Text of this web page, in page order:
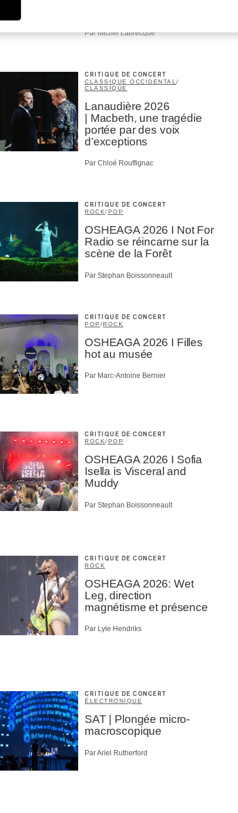
Par Michel Labrecque
CRITIQUE DE CONCERT
CLASSIQUE OCCIDENTAL /
CLASSIQUE
Lanaudière 2026
| Macbeth, une tragédie
portée par des voix
d’exceptions
Par Chloé Rouffignac
CRITIQUE DE CONCERT
ROCK/POP
OSHEAGA 2026 I Not For
Radio se réincarne sur la
scène de la Forêt
Par Stephan Boissonneault
CRITIQUE DE CONCERT
POP /ROCK
OSHEAGA 2026 I Filles
hot au musée
Par Marc-Antoine Bernier
CRITIQUE DE CONCERT
ROCK/POP
OSHEAGA 2026 I Sofia
Isella is Visceral and
Muddy
Par Stephan Boissonneault
CRITIQUE DE CONCERT
ROCK
OSHEAGA 2026: Wet
Leg, direction
magnétisme et présence
Par Lyle Hendriks
CRITIQUE DE CONCERT
ÉLECTRONIQUE
SAT | Plongée micro-
macroscopique
Par Ariel Rutherford